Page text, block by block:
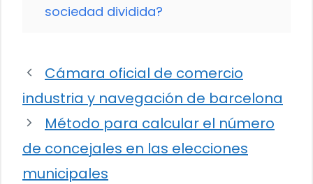
sociedad dividida?
Cámara oficial de comercio
industria y navegación de barcelona
Método para calcular el número
de concejales en las elecciones
municipales